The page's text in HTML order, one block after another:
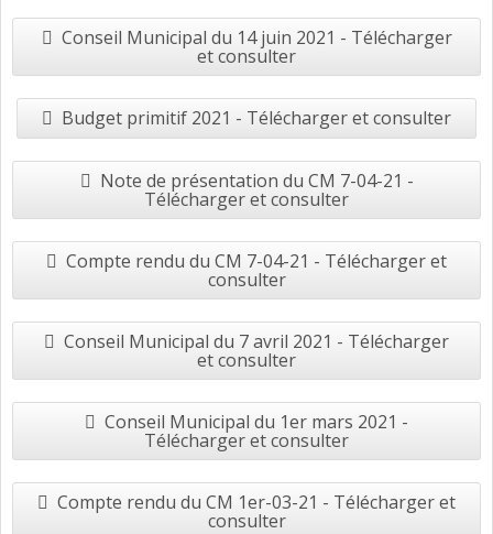
Conseil Municipal du 14 juin 2021 - Télécharger
et consulter
Budget primitif 2021 - Télécharger et consulter
Note de présentation du CM 7-04-21 -
Télécharger et consulter
Compte rendu du CM 7-04-21 - Télécharger et
consulter
Conseil Municipal du 7 avril 2021 - Télécharger
et consulter
Conseil Municipal du 1er mars 2021 -
Télécharger et consulter
Compte rendu du CM 1er-03-21 - Télécharger et
consulter